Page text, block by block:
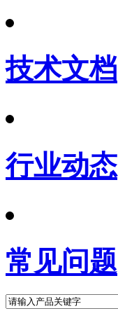
技术文档
行业动态
常见问题